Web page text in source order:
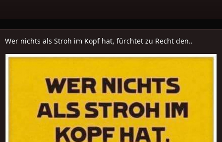
Wer nichts als Stroh im Kopf hat, fürchtet zu Recht den..